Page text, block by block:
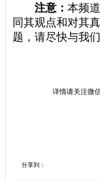
注意： 本频
同其观点和对其
题，请尽快与我
详情请关注微
分享到：